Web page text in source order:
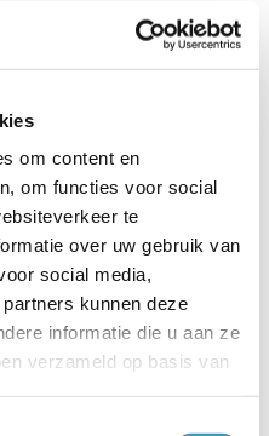
om content en
om functies voor social
te
over uw gebruik van
social media,
kunnen deze
informatie die u aan ze
verzameld op basis van
wel heel prettig is: je
uitproberen, met alle
je toch liever zelf al
Of daarvoor een
jou de keuze.
door: